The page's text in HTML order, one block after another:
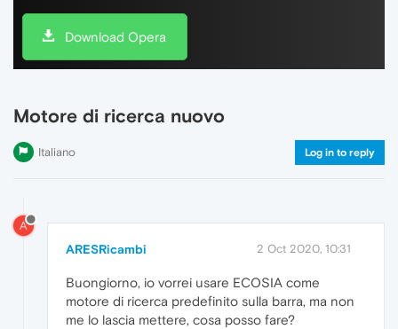
Download Opera
Motore di ricerca nuovo
Italiano Log in to reply
A
ARESRicambi 2 Oct 2020, 10:31
Buongiorno, io vorrei usare ECOSIA come
motore di ricerca predefinito sulla barra, ma non
me lo lascia mettere, cosa posso fare?